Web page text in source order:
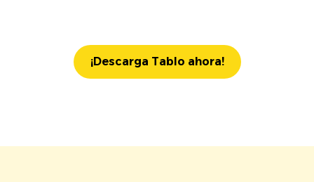
¡Descarga Tablo ahora!